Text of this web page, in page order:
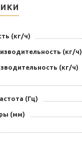
(кг/ч)
(кг/ч)
(кг/ч)
(Гц)
(мм)